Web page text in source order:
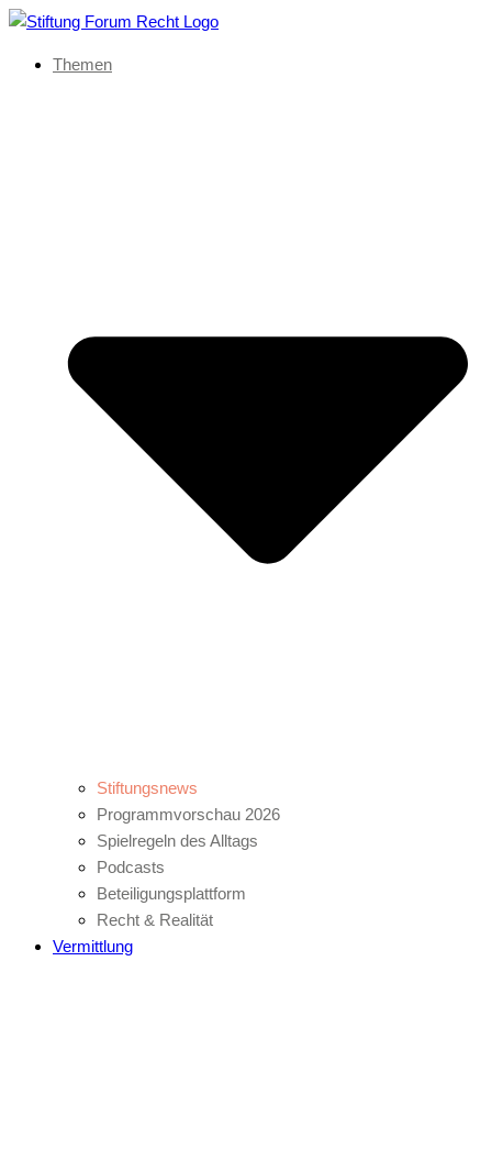
Themen
Stiftungsnews
Programmvorschau 2026
Spielregeln des Alltags
Podcasts
Beteiligungsplattform
Recht & Realität
Vermittlung